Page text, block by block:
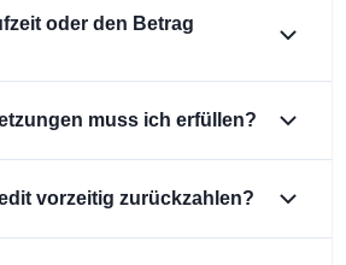
oder den Betrag
muss ich erfüllen?
vorzeitig zurückzahlen?